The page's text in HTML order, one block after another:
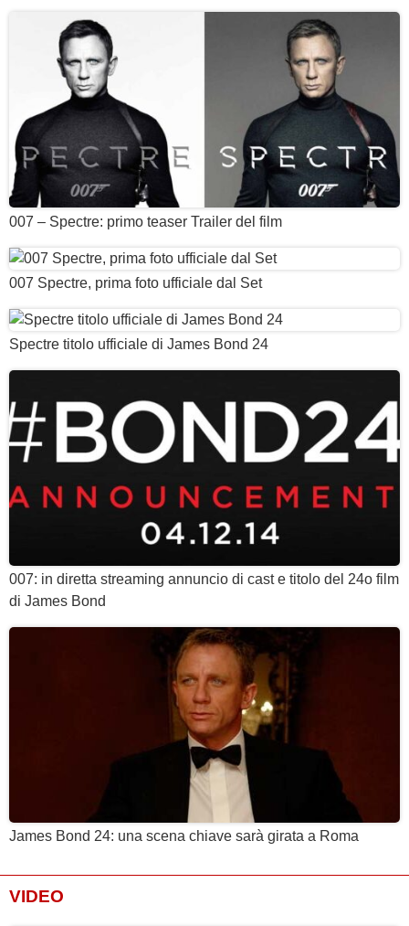
007 – Spectre: primo teaser Trailer del film
007 Spectre, prima foto ufficiale dal Set
Spectre titolo ufficiale di James Bond 24
007: in diretta streaming annuncio di cast e titolo del 24o film
di James Bond
James Bond 24: una scena chiave sarà girata a Roma
VIDEO